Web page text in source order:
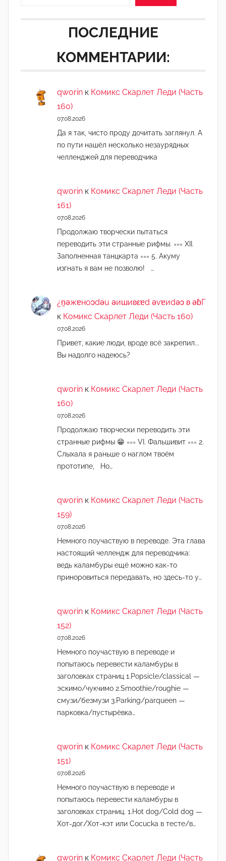
ПОСЛЕДНИЕ
КОММЕНТАРИИ:
qworin к Комикс Скарлет Леди (Часть
160)
07.08.2026
Да я так, чисто проду дочитать заглянул. А
по пути нашёл несколько незаурядных
челленджей для переводчика
qworin к Комикс Скарлет Леди (Часть
161)
07.08.2026
Продолжаю творчески пытаться
переводить эти странные рифмы. === XII.
Заполненная танцкарта === 5. Акуму
изгнать я вам не позволю! …
¿n̯ǝжɐноɔdǝu ǝиɯиʚεɐd ǝvɐиdǝɔ ʚ ǝɓГ
к Комикс Скарлет Леди (Часть 160)
07.08.2026
Привет, какие люди, вроде всё закрепил...
Вы надолго надеюсь?
qworin к Комикс Скарлет Леди (Часть
160)
07.08.2026
Продолжаю творчески переводить эти
странные рифмы 😁 === VI. Фальшивит === 2.
Слыхала я раньше о наглом твоём
прототипе, Но…
qworin к Комикс Скарлет Леди (Часть
159)
07.08.2026
Немного поучаствую в переводе. Эта глава
настоящий челлендж для переводчика:
ведь каламбуры ещё можно как-то
приноровиться передавать, но здесь-то у…
qworin к Комикс Скарлет Леди (Часть
152)
07.08.2026
Немного поучаствую в переводе и
попытаюсь перевести каламбуры в
заголовках страниц 1.Popsicle/classical —
эскимо/чукчимо 2.Smoothie/roughie —
смузи/безмузи 3.Parking/parqueen —
парковка/пустырёвка…
qworin к Комикс Скарлет Леди (Часть
151)
07.08.2026
Немного поучаствую в переводе и
попытаюсь перевести каламбуры в
заголовках страниц. 1.Hot dog/Cold dog —
Хот-дог/Хот-кэт или Cocucka в тесте/в…
qworin к Комикс Скарлет Леди (Часть